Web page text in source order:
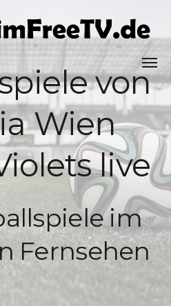
von
Wien
live
im
Fernsehen